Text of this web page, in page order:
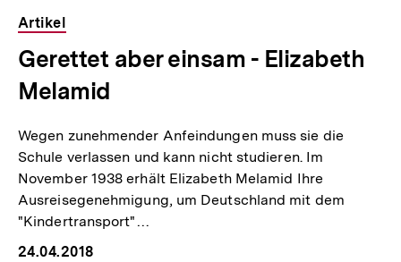
Artikel
Gerettet aber einsam - Elizabeth
Melamid
Wegen zunehmender Anfeindungen muss sie die
Schule verlassen und kann nicht studieren. Im
November 1938 erhält Elizabeth Melamid Ihre
Ausreisegenehmigung, um Deutschland mit dem
"Kindertransport"…
24.04.2018